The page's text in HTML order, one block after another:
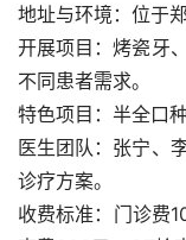
地址与环境：位于
开展项目：烤瓷牙
不同患者需求。
特色项目：半全口
医生团队：张宁、
诊疗方案。
收费标准：门诊费